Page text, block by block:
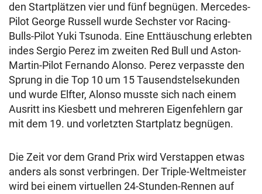
den Startplätzen vier und fünf begnügen. Mercedes-
Pilot George Russell wurde Sechster vor Racing-
Bulls-Pilot Yuki Tsunoda. Eine Enttäuschung erlebten
indes Sergio Perez im zweiten Red Bull und Aston-
Martin-Pilot Fernando Alonso. Perez verpasste den
Sprung in die Top 10 um 15 Tausendstelsekunden
und wurde Elfter, Alonso musste sich nach einem
Ausritt ins Kiesbett und mehreren Eigenfehlern gar
mit dem 19. und vorletzten Startplatz begnügen.
Die Zeit vor dem Grand Prix wird Verstappen etwas
anders als sonst verbringen. Der Triple-Weltmeister
wird bei einem virtuellen 24-Stunden-Rennen auf